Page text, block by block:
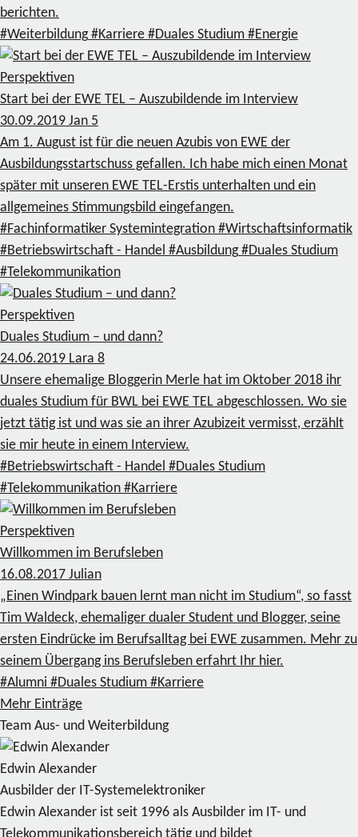
berichten.
#Weiterbildung #Karriere #Duales Studium #Energie
Perspektiven
Start bei der EWE TEL – Auszubildende im Interview
30.09.2019 Jan 5
Am 1. August ist für die neuen Azubis von EWE der
Ausbildungsstartschuss gefallen. Ich habe mich einen Monat
später mit unseren EWE TEL-Erstis unterhalten und ein
allgemeines Stimmungsbild eingefangen.
#Fachinformatiker Systemintegration #Wirtschaftsinformatik
#Betriebswirtschaft - Handel #Ausbildung #Duales Studium
#Telekommunikation
Perspektiven
Duales Studium – und dann?
24.06.2019 Lara 8
Unsere ehemalige Bloggerin Merle hat im Oktober 2018 ihr
duales Studium für BWL bei EWE TEL abgeschlossen. Wo sie
jetzt tätig ist und was sie an ihrer Azubizeit vermisst, erzählt
sie mir heute in einem Interview.
#Betriebswirtschaft - Handel #Duales Studium
#Telekommunikation #Karriere
Perspektiven
Willkommen im Berufsleben
16.08.2017 Julian
„Einen Windpark bauen lernt man nicht im Studium“, so fasst
Tim Waldeck, ehemaliger dualer Student und Blogger, seine
ersten Eindrücke im Berufsalltag bei EWE zusammen. Mehr zu
seinem Übergang ins Berufsleben erfahrt Ihr hier.
#Alumni #Duales Studium #Karriere
Mehr Einträge
Team Aus- und Weiterbildung
Edwin Alexander
Ausbilder der IT-Systemelektroniker
Edwin Alexander ist seit 1996 als Ausbilder im IT- und